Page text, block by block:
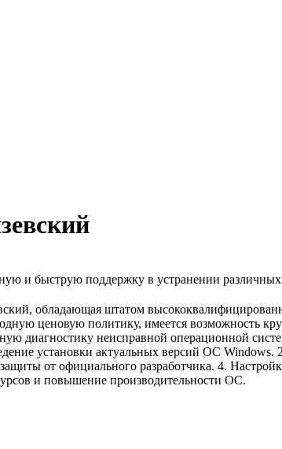
и быструю поддержку в устранении
обладающая штатом
ценовую политику, имеется возможность
диагностику неисправной операционной
установки актуальных версий ОС Windows.
от официального разработчика. 4.
и повышение производительности ОС.